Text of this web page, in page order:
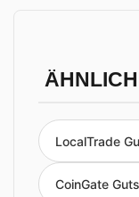
LocalTrade
CoinGate